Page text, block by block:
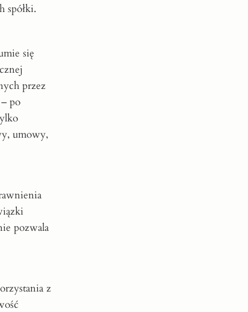
spółki.
się
przez
po
umowy,
pozwala
z